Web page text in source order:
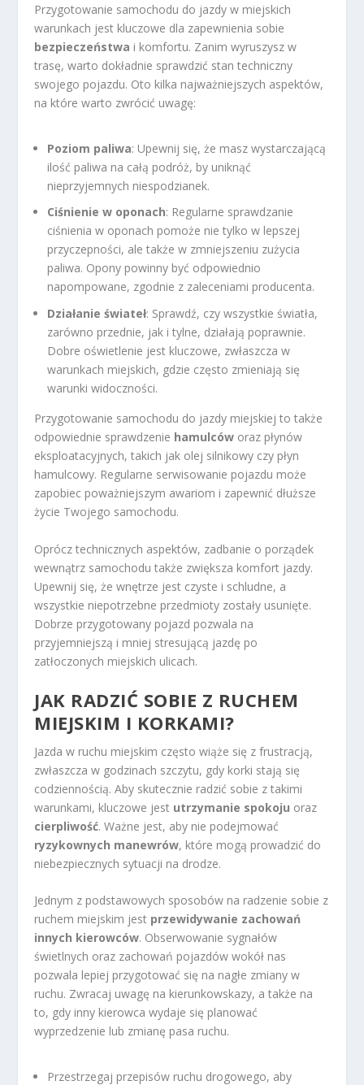
Przygotowanie samochodu do jazdy w miejskich
warunkach jest kluczowe dla zapewnienia sobie
bezpieczeństwa i komfortu. Zanim wyruszysz w
trasę, warto dokładnie sprawdzić stan techniczny
swojego pojazdu. Oto kilka najważniejszych aspektów,
na które warto zwrócić uwagę:
Poziom paliwa: Upewnij się, że masz wystarczającą
ilość paliwa na całą podróż, by uniknąć
nieprzyjemnych niespodzianek.
Ciśnienie w oponach: Regularne sprawdzanie
ciśnienia w oponach pomoże nie tylko w lepszej
przyczepności, ale także w zmniejszeniu zużycia
paliwa. Opony powinny być odpowiednio
napompowane, zgodnie z zaleceniami producenta.
Działanie świateł: Sprawdź, czy wszystkie światła,
zarówno przednie, jak i tylne, działają poprawnie.
Dobre oświetlenie jest kluczowe, zwłaszcza w
warunkach miejskich, gdzie często zmieniają się
warunki widoczności.
Przygotowanie samochodu do jazdy miejskiej to także
odpowiednie sprawdzenie hamulców oraz płynów
eksploatacyjnych, takich jak olej silnikowy czy płyn
hamulcowy. Regularne serwisowanie pojazdu może
zapobiec poważniejszym awariom i zapewnić dłuższe
życie Twojego samochodu.
Oprócz technicznych aspektów, zadbanie o porządek
wewnątrz samochodu także zwiększa komfort jazdy.
Upewnij się, że wnętrze jest czyste i schludne, a
wszystkie niepotrzebne przedmioty zostały usunięte.
Dobrze przygotowany pojazd pozwala na
przyjemniejszą i mniej stresującą jazdę po
zatłoczonych miejskich ulicach.
JAK RADZIĆ SOBIE Z RUCHEM
MIEJSKIM I KORKAMI?
Jazda w ruchu miejskim często wiąże się z frustracją,
zwłaszcza w godzinach szczytu, gdy korki stają się
codziennością. Aby skutecznie radzić sobie z takimi
warunkami, kluczowe jest utrzymanie spokoju oraz
cierpliwość. Ważne jest, aby nie podejmować
ryzykownych manewrów, które mogą prowadzić do
niebezpiecznych sytuacji na drodze.
Jednym z podstawowych sposobów na radzenie sobie z
ruchem miejskim jest przewidywanie zachowań
innych kierowców. Obserwowanie sygnałów
świetlnych oraz zachowań pojazdów wokół nas
pozwala lepiej przygotować się na nagłe zmiany w
ruchu. Zwracaj uwagę na kierunkowskazy, a także na
to, gdy inny kierowca wydaje się planować
wyprzedzenie lub zmianę pasa ruchu.
Przestrzegaj przepisów ruchu drogowego, aby